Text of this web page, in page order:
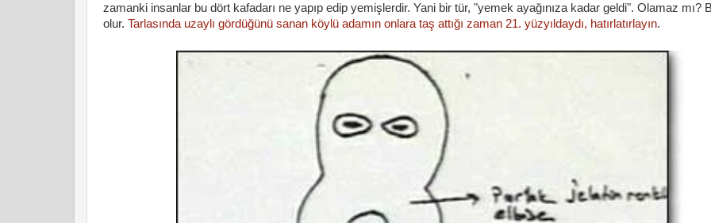
zamanki insanlar bu dört kafadarı ne yapıp edip yemişlerdir. Yani bir tür, "yemek ayağınıza kadar geldi". Olamaz mı?
olur. Tarlasında uzaylı gördüğünü sanan köylü adamın onlara taş attığı zaman 21. yüzyıldaydı, hatırlatırlayın.